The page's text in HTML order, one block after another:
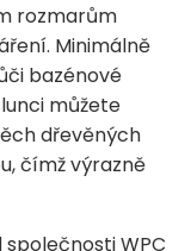
rozmarům
Minimálně
bazénové
můžete
dřevěných
čímž výrazně
WPC